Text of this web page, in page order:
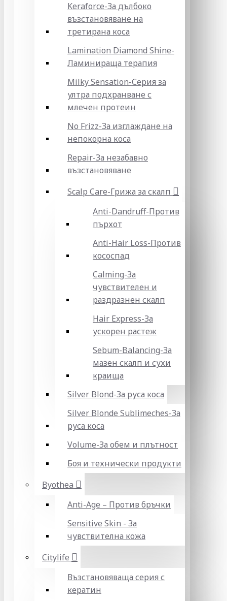
Keraforce-За дълбоко
възстановяване на
третирана коса
Lamination Diamond Shine-
Ламинираща терапия
Milky Sensation-Серия за
ултра подхранване с
млечен протеин
No Frizz-За изглаждане на
непокорна коса
Repair-За незабавно
възстановяване
Scalp Care-Грижа за скалп
Anti-Dandruff-Против
пърхот
Anti-Hair Loss-Против
кососпад
Calming-За
чувствителен и
раздразнен скалп
Hair Express-За
ускорен растеж
Sebum-Balancing-За
мазен скалп и сухи
краища
Silver Blond-За руса коса
Silver Blonde Sublіmeches-За
руса коса
Volume-За обем и плътност
Боя и технически продукти
Byothea
Anti-Age – Против бръчки
Sensitive Skin - За
чувствителна кожа
Citylife
Възстановяваща серия с
кератин